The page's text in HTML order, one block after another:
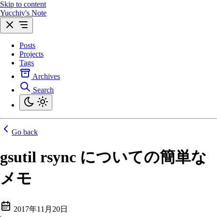
Skip to content
Yucchiy's Note
Posts
Projects
Tags
Archives
Search
Go back
gsutil rsync についての簡単な
メモ
2017年11月20日